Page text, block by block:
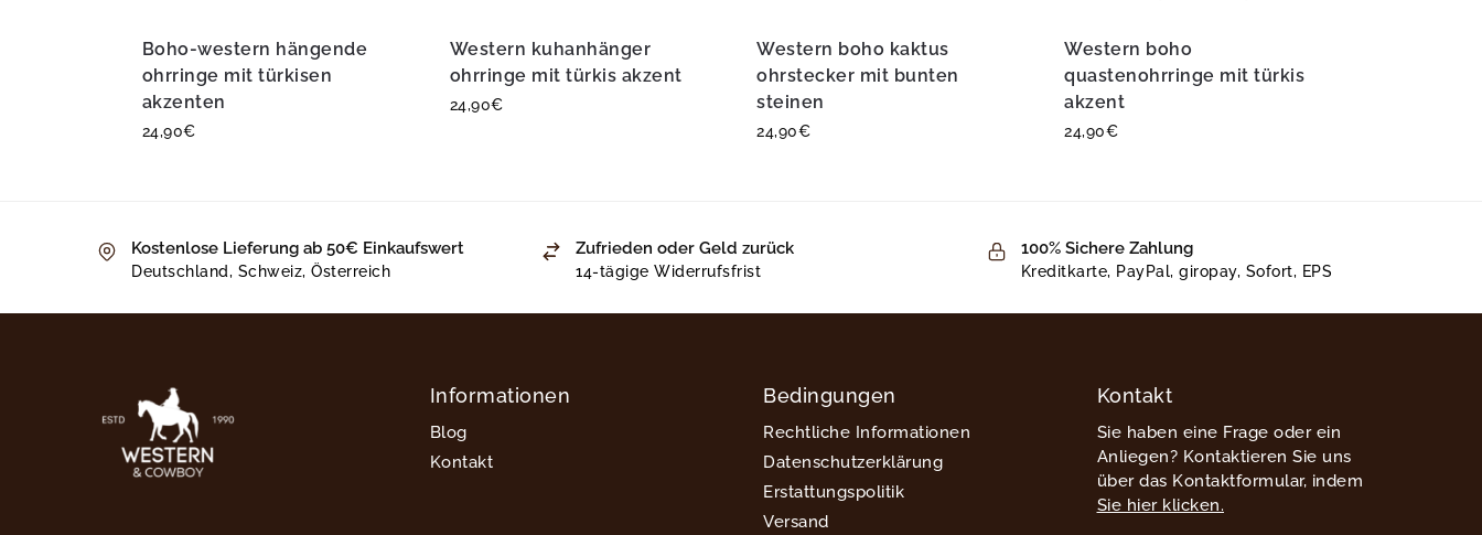
Boho-western hängende
ohrringe mit türkisen
akzenten
24,90€
Western kuhanhänger
ohrringe mit türkis akzent
24,90€
Western boho kaktus
ohrstecker mit bunten
steinen
24,90€
Western boho
quastenohrringe mit türkis
akzent
24,90€
Kostenlose Lieferung ab 50€ Einkaufswert
Deutschland, Schweiz, Österreich
Zufrieden oder Geld zurück
14-tägige Widerrufsfrist
100% Sichere Zahlung
Kreditkarte, PayPal, giropay, Sofort, EPS
Informationen
Blog
Kontakt
Bedingungen
Rechtliche Informationen
Datenschutzerklärung
Erstattungspolitik
Versand
Kontakt
Sie haben eine Frage oder ein
Anliegen? Kontaktieren Sie uns
über das Kontaktformular, indem
Sie hier klicken.